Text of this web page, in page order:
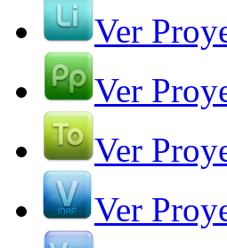
Ver
Ver
Ver
Ver